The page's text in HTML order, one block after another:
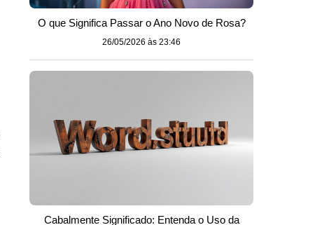
O que Significa Passar o Ano Novo de Rosa?
26/05/2026 às 23:46
Cabalmente Significado: Entenda o Uso da